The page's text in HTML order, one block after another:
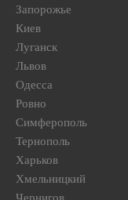
Запорожье
Киев
Луганск
Львов
Одесса
Ровно
Симферополь
Тернополь
Харьков
Хмельницкий